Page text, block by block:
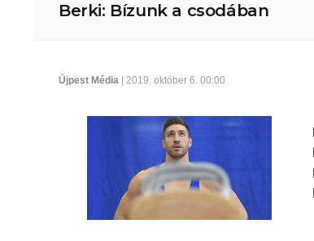
Berki: Bízunk a csodában
Újpest Média | 2019. október 6. 00:00